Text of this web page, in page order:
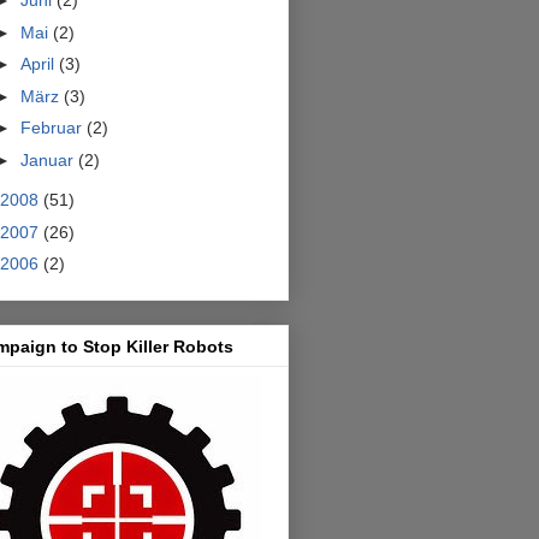
Mai (2)
April (3)
März (3)
Februar (2)
Januar (2)
2008 (51)
2007 (26)
2006 (2)
to Stop Killer Robots